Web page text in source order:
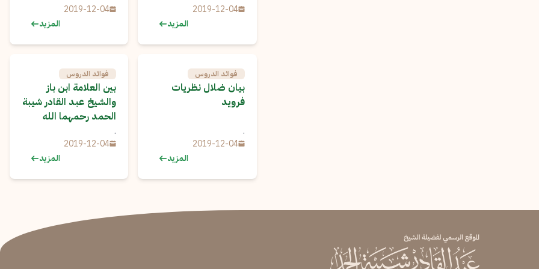
2019-12-04
المزيد
2019-12-04
المزيد
فوائد الدروس
بيان ضلال نظريات
فرويد
.
2019-12-04
المزيد
فوائد الدروس
بين العلامة ابن باز
والشيخ عبد القادر شيبة
الحمد رحمهما الله
.
2019-12-04
المزيد